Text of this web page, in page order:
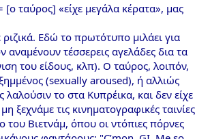
ταύρος] «είχε μεγάλα κέρατα», μας
Εδώ το πρωτότυπο μιλάει για
αναμένουν τέσσερεις αγελάδες δια τα
του είδους, κλπ). Ο ταύρος, λοιπόν,
(sexually aroused), ή αλλιώς
το στα Κυπρέικα, και δεν είχε
ξεχνάμε τις κινηματογραφικές ταινίες
του Βιετνάμ, όπου οι ντόπιες πόρνες